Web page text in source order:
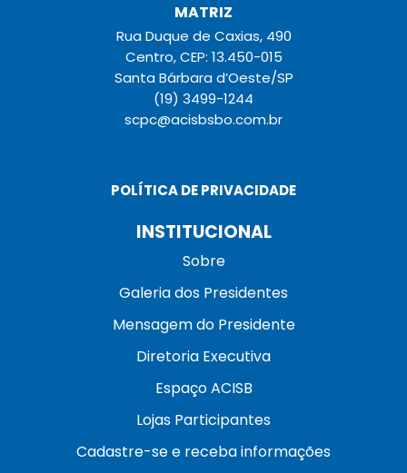
MATRIZ
Rua Duque de Caxias, 490
Centro, CEP: 13.450-015
Santa Bárbara d’Oeste/SP
(19) 3499-1244
scpc@acisbsbo.com.br
POLÍTICA DE PRIVACIDADE
INSTITUCIONAL
Sobre
Galeria dos Presidentes
Mensagem do Presidente
Diretoria Executiva
Espaço ACISB
Lojas Participantes
Cadastre-se e receba informações